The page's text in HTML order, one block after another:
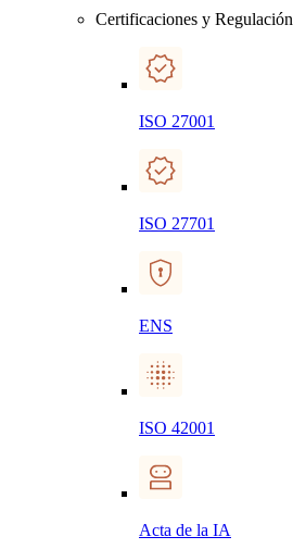
Certificaciones y Regulación
ISO 27001
ISO 27701
ENS
ISO 42001
Acta de la IA